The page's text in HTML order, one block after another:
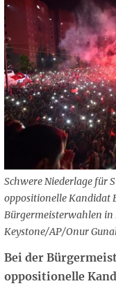
Schwere Niederlage für
oppositionelle Kandidat
Bürgermeisterwahlen
Keystone/AP/Onur
Bei der
oppositionelle